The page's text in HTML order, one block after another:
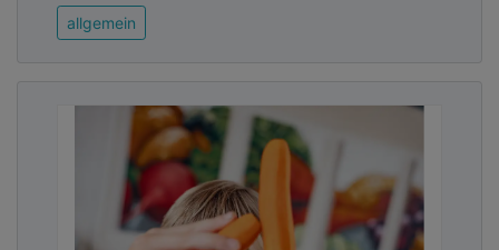
allgemein